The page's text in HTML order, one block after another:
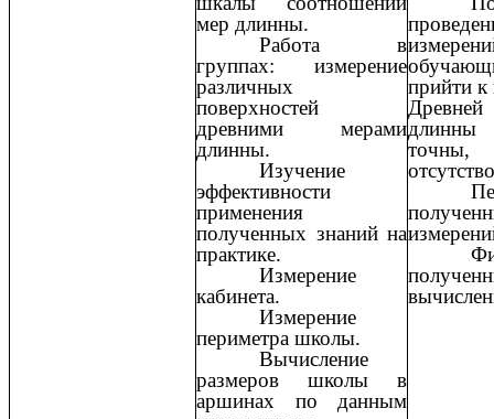
мер длинны.
Работа в
группах: измерение
различных
поверхностей
древними мерами
длинны.
Изучение
эффективности
применения
полученных знаний на
практике.
Измерение
кабинета.
Измерение
периметра школы.
Вычисление
размеров школы в
аршинах по данным
прийти к
точны,